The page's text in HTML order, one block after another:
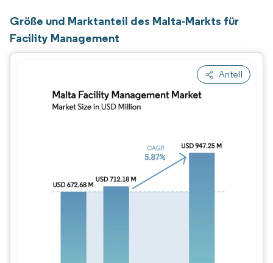
Größe und Marktanteil des Malta-Markts für
Facility Management
Anteil